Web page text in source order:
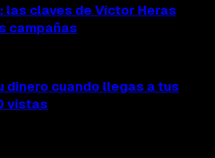
las claves de Víctor Heras
campañas
dinero cuando llegas a tus
vistas